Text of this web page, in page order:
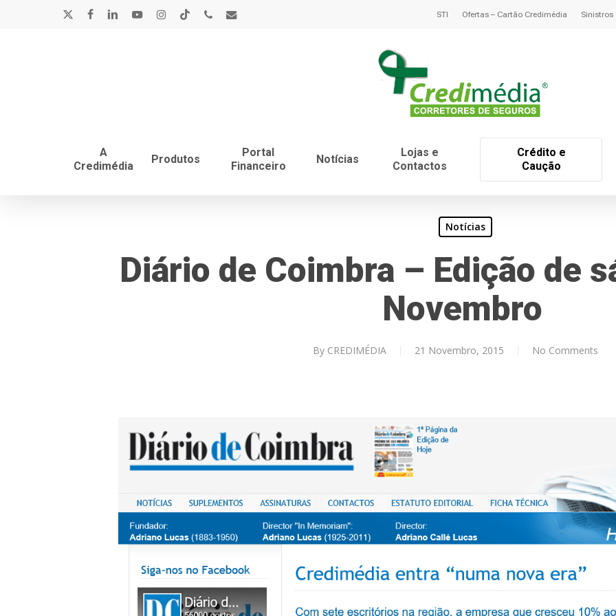
instagram
tiktok
STI Ofertas – Cartão Credimédia Sinistros
A
Credimédia
Produtos
Portal
Financeiro
Notícias
Lojas e
Contactos
Crédito e
Caução
Notícias
Diário de Coimbra – Edição de
Novembro
By CREDIMÉDIA 21 Novembro, 2015 No Comments